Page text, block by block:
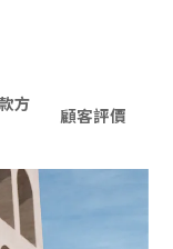
方
顧客評價